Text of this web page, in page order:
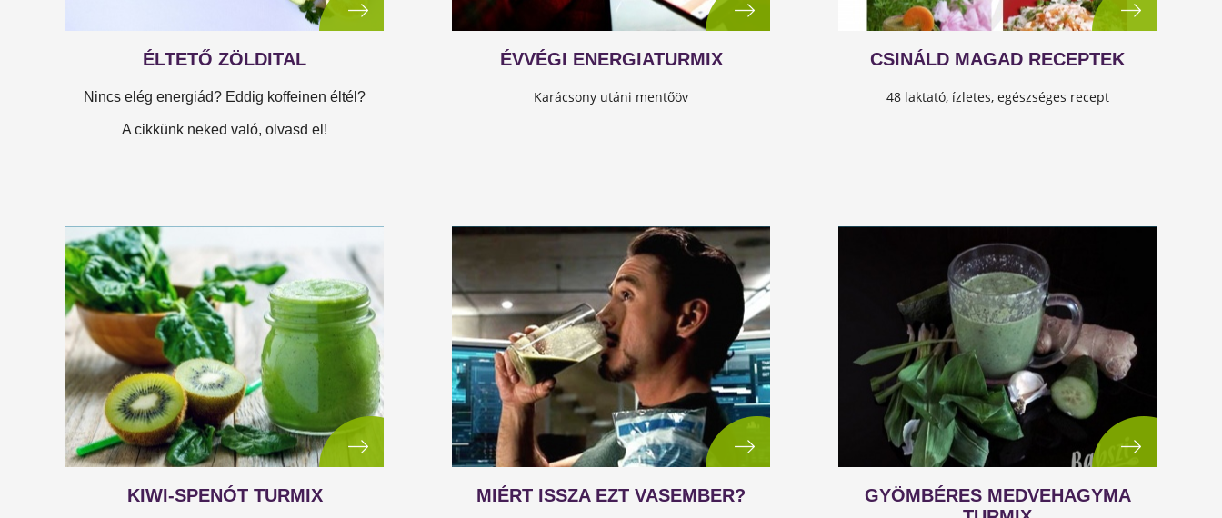
ÉLTETŐ ZÖLDITAL
Nincs elég energiád? Eddig koffeinen éltél?
A cikkünk neked való, olvasd el!
ÉVVÉGI ENERGIATURMIX
Karácsony utáni mentőöv
CSINÁLD MAGAD RECEPTEK
48 laktató, ízletes, egészséges recept
KIWI-SPENÓT TURMIX MIÉRT ISSZA EZT VASEMBER?
GYÖMBÉRES MEDVEHAGYMA